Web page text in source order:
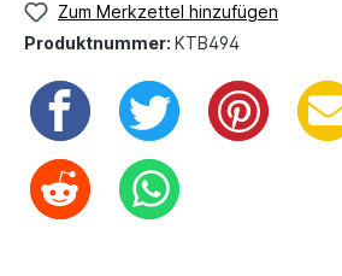
Zum Merkzettel hinzufügen
Produktnummer: KTB494